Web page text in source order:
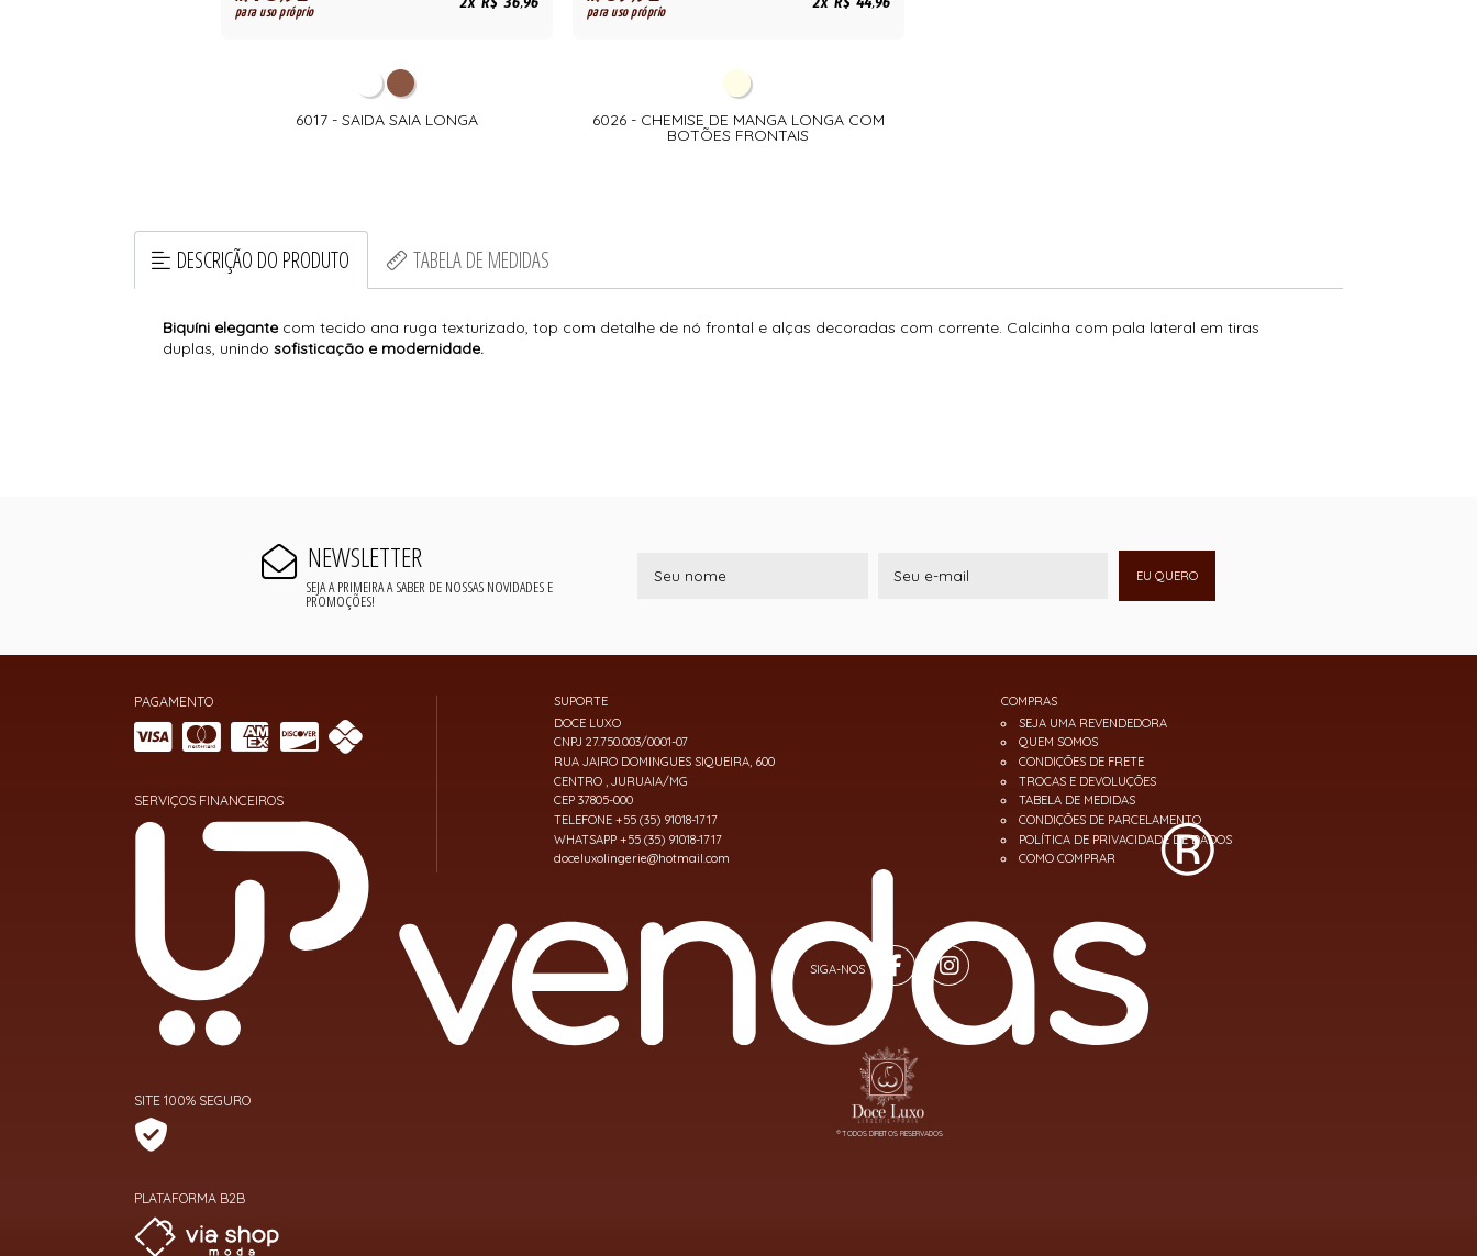
para uso próprio 2x R$ 36,96
6017 - SAIDA SAIA LONGA
para uso próprio 2x R$ 44,96
6026 - CHEMISE DE MANGA LONGA COM
BOTÕES FRONTAIS
DESCRIÇÃO DO PRODUTO TABELA DE MEDIDAS
Biquíni elegante com tecido ana ruga texturizado, top com detalhe de nó frontal e alças decoradas com corrente. Calcinha com pala lateral em tiras
duplas, unindo sofisticação e modernidade.
NEWSLETTER
SEJA A PRIMEIRA A SABER DE NOSSAS NOVIDADES E
PROMOÇÕES!
EU QUERO
PAGAMENTO
SERVIÇOS FINANCEIROS
SITE 100% SEGURO
PLATAFORMA B2B
SUPORTE
DOCE LUXO
CNPJ 27.750.003/0001-07
RUA JAIRO DOMINGUES SIQUEIRA, 600
CENTRO , JURUAIA/MG
CEP 37805-000
TELEFONE +55 (35) 91018-1717
WHATSAPP +55 (35) 91018-1717
doceluxolingerie@hotmail.com
COMPRAS
SEJA UMA REVENDEDORA
QUEM SOMOS
CONDIÇÕES DE FRETE
TROCAS E DEVOLUÇÕES
TABELA DE MEDIDAS
CONDIÇÕES DE PARCELAMENTO
POLÍTICA DE PRIVACIDADE DE DADOS
COMO COMPRAR
® TODOS DIREITOS RESERVADOS